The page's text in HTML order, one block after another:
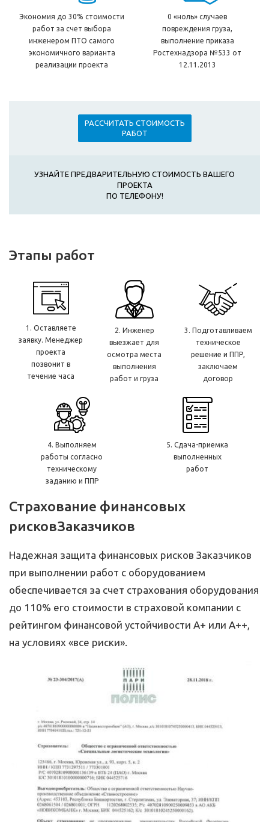
Экономия до 30% стоимости
работ за счет выбора
инженером ПТО самого
экономичного варианта
реализации проекта
0 «ноль» случаев
повреждения груза,
выполнение приказа
Ростехнадзора №533 от
12.11.2013
РАССЧИТАТЬ СТОИМОСТЬ
РАБОТ
УЗНАЙТЕ ПРЕДВАРИТЕЛЬНУЮ СТОИМОСТЬ ВАШЕГО
ПРОЕКТА
ПО ТЕЛЕФОНУ!
Этапы работ
1. Оставляете
заявку. Менеджер
проекта
позвонит в
течение часа
2. Инженер
выезжает для
осмотра места
выполнения
работ и груза
3. Подготавливаем
техническое
решение и ППР,
заключаем
договор
4. Выполняем
работы согласно
техническому
заданию и ППР
5. Сдача-приемка
выполненных
работ
Страхование финансовых
рисковЗаказчиков
Надежная защита финансовых рисков Заказчиков
при выполнении работ с оборудованием
обеспечивается за счет страхования оборудования
до 110% его стоимости в страховой компании с
рейтингом финансовой устойчивости А+ или А++,
на условиях «все риски».